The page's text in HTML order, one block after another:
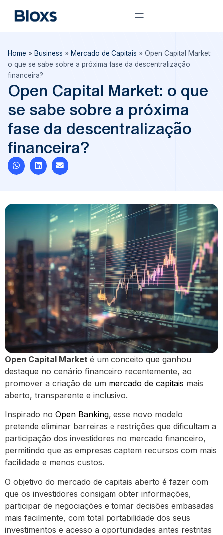
Home » Business » Mercado de Capitais » Open Capital Market:
o que se sabe sobre a próxima fase da descentralização
financeira?
Open Capital Market: o que
se sabe sobre a próxima
fase da descentralização
financeira?
Open Capital Market é um conceito que ganhou
destaque no cenário financeiro recentemente, ao
promover a criação de um mercado de capitais mais
aberto, transparente e inclusivo.
Inspirado no Open Banking, esse novo modelo
pretende eliminar barreiras e restrições que dificultam a
participação dos investidores no mercado financeiro,
permitindo que as empresas captem recursos com mais
facilidade e menos custos.
O objetivo do mercado de capitais aberto é fazer com
que os investidores consigam obter informações,
participar de negociações e tomar decisões embasadas
mais facilmente, com total portabilidade dos seus
investimentos e acesso a oportunidades antes restritas